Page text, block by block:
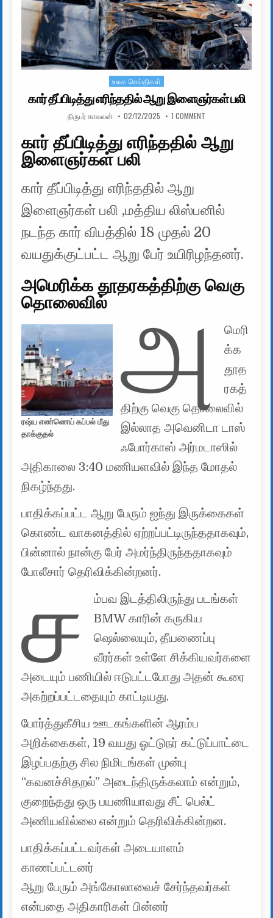
Posted in
உலக செய்திகள்
கார் தீப்பிடித்து எரிந்ததில் ஆறு இளைஞர்கள் பலி
AUTHOR:
நிருபர் காவலன் PUBLISHED DATE:
02/12/2025 1 COMMENT
கார் தீப்பிடித்து எரிந்ததில் ஆறு
இளைஞர்கள் பலி
கார் தீப்பிடித்து எரிந்ததில் ஆறு
இளைஞர்கள் பலி ,மத்திய லிஸ்பனில்
நடந்த கார் விபத்தில் 18 முதல் 20
வயதுக்குட்பட்ட ஆறு பேர் உயிரிழந்தனர்.
அமெரிக்க தூதரகத்திற்கு வெகு
தொலைவில்
ரஷ்ய எண்ணெய் கப்பல் மீது
தாக்குதல்
அ
மெரி
க்க
தூத
ரகத்
திற்கு வெகு தொலைவில்
இல்லாத அவெனிடா டாஸ்
ஃபோர்காஸ் அர்மடாஸில்
அதிகாலை 3:40 மணியளவில் இந்த மோதல்
நிகழ்ந்தது.
பாதிக்கப்பட்ட ஆறு பேரும் ஐந்து இருக்கைகள்
கொண்ட வாகனத்தில் ஏற்றப்பட்டிருந்ததாகவும்,
பின்னால் நான்கு பேர் அமர்ந்திருந்ததாகவும்
போலீசார் தெரிவிக்கின்றனர்.
ச
ம்பவ இடத்திலிருந்து படங்கள்
BMW காரின் கருகிய
ஷெல்லையும், தீயணைப்பு
வீரர்கள் உள்ளே சிக்கியவர்களை
அடையும் பணியில் ஈடுபட்டபோது அதன் கூரை
அகற்றப்பட்டதையும் காட்டியது.
போர்த்துகீசிய ஊடகங்களின் ஆரம்ப
அறிக்கைகள், 19 வயது ஓட்டுநர் கட்டுப்பாட்டை
இழப்பதற்கு சில நிமிடங்கள் முன்பு
“கவனச்சிதறல்” அடைந்திருக்கலாம் என்றும்,
குறைந்தது ஒரு பயணியாவது சீட் பெல்ட்
அணியவில்லை என்றும் தெரிவிக்கின்றன.
பாதிக்கப்பட்டவர்கள் அடையாளம்
காணப்பட்டனர்
ஆறு பேரும் அங்கோலாவைச் சேர்ந்தவர்கள்
என்பதை அதிகாரிகள் பின்னர்